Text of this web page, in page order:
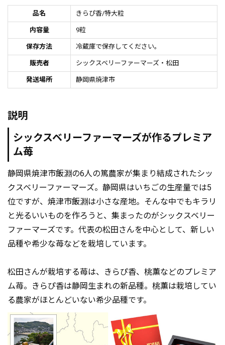
品名 きらぴ香/特大粒
内容量 9粒
保存方法 冷蔵庫で保存してください。
販売者 シックスベリーファーマーズ・松田
発送場所 静岡県焼津市
説明
シックスベリーファーマーズが作るプレミア
ム苺
静岡県焼津市飯淵の6人の篤農家が集まり結成されたシッ
クスベリーファーマーズ。静岡県はいちごの生産量では5
位ですが、焼津市飯淵は小さな産地。そんな中でもキラリ
と光るいいものを作ろうと、集まったのがシックスベリー
ファーマーズです。代表の松田さんを中心として、新しい
品種や希少な苺などを栽培しています。
松田さんが栽培する苺は、きらぴ香、桃薫などのプレミア
ム苺。きらぴ香は静岡生まれの新品種。桃薫は栽培してい
る農家がほとんどいない希少品種です。